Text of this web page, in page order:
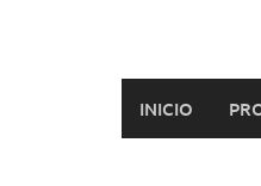
INICIO